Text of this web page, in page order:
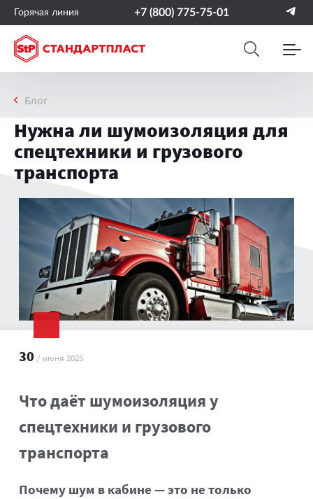
Горячая линия +7 (800) 775-75-01
Блог
Нужна ли шумоизоляция для
спецтехники и грузового
транспорта
30 / июня 2025
Что даёт шумоизоляция у
спецтехники и грузового
транспорта
Почему шум в кабине — это не только